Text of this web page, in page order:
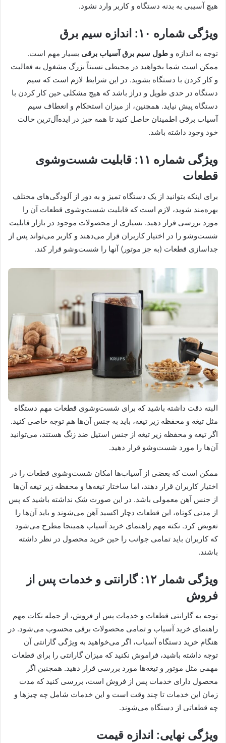
هیچ آسیبی به بدنه دستگاه و کاربر وارد نشود.
ویژگی شماره ۱۰: اندازه سیم برق
توجه به اندازه و طول سیم برق آسیاب برقی بسیار مهم است.
ممکن است شما بخواهید در محیطی نسبتاً بزرگ مشغول به فعالیت
و کار کردن با دستگاه بشوید. در این شرایط لازم است که سیم
دستگاه در حدی طویل و دراز باشد که هیچ مشکلی حین کار کردن با
دستگاه پیش نیاید. همچنین، از میزان استحکام و انعطاف سیم
آسیاب برقی اطمینان حاصل کنید تا همه‌ چیز در ایده‌آل‌ترین حالت
خود وجود داشته باشد.
ویژگی شماره ۱۱: قابلیت شست‌وشوی
قطعات
برای اینکه بتوانید از یک دستگاه تمیز و به دور از آلودگی‌های مختلف
بهره‌مند شوید، لازم است که قابلیت شست‌وشوی قطعات آن را
مورد بررسی قرار دهید. بسیاری از محصولات موجود در بازار قابلیت
شست‌وشو را در اختیار کاربران قرار می‌دهند و کاربر می‌تواند پس از
جداسازی قطعات (به جز موتور) آن‎ها را شست‌‍وشو قرار کند.
البته دقت داشته باشید که برای شست‌وشوی قطعات مهم دستگاه
مثل تیغه و محفظه زیر تیغه، باید به جنس آن‌ها هم توجه خاصی کنید.
اگر تیغه و محفظه زیر تیغه از جنس استیل ضد زنگ هستند، می‌توانید
آن‌ها را مورد شست‌وشو قرار دهید.
ممکن است که بعضی از آسیاب‌ها امکان شست‌وشوی قطعات را در
اختیار کاربران قرار دهند، اما ساختار تیغه‌ها و محفظه زیر تیغه آن‌ها
از جنس آهن معمولی باشد. در این صورت شک نداشته باشید که پس
از مدتی کوتاه، این قطعات دچار اکسید آهن می‌شوند و باید آن‌ها را
تعویض کرد. نکته مهم راهنمای خرید آسیاب همینجا مطرح می‌شود
که کاربران باید تمامی جوانب را حین خرید محصول در نظر داشته
باشند.
ویژگی شمار ۱۲: گارانتی و خدمات پس از
فروش
توجه به گارانتی قطعات و خدمات پس از فروش، از جمله نکات مهم
راهنمای خرید آسیاب و تمامی محصولات برقی محسوب می‌شود. در
هنگام خرید دستگاه آسیاب، اگر می‌خواهید به ویژگی گارانتی آن
توجه داشته باشید، فراموش نکنید که میزان گارانتی را برای قطعات
مهمی مثل موتور و تیغه‌ها مورد بررسی قرار دهید. همچنین اگر
محصول دارای خدمات پس از فروش است، بررسی کنید که مدت‌
زمان این خدمات تا چند وقت است و این خدمات شامل چه چیزها و
چه قطعاتی از دستگاه می‌شوند.
ویژگی نهایی: اندازه قیمت